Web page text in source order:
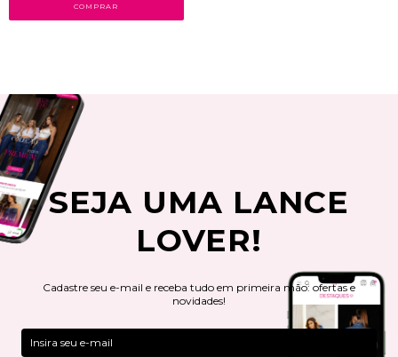
COMPRAR
SEJA UMA LANCE
LOVER!
Cadastre seu e-mail e receba tudo em primeira mão: ofertas e
novidades!